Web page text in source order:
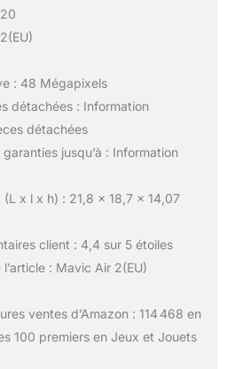
: 48 Mégapixels
détachées : Information
détachées
jusqu’à : Information
x l x h) : 21,8 x 18,7 x 14,07
client : 4,4 sur 5 étoiles
: Mavic Air 2(EU)
ventes d’Amazon : 114 468 en
100 premiers en Jeux et Jouets